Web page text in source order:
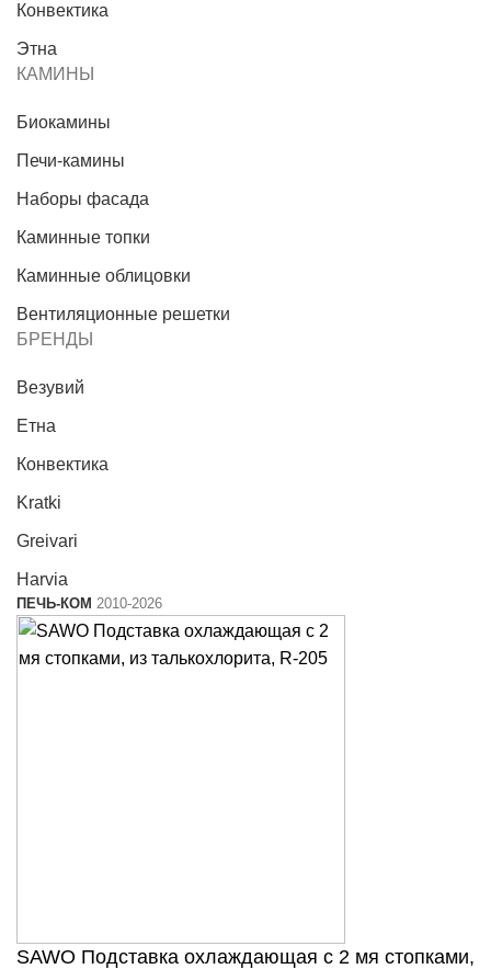
Конвектика
Этна
КАМИНЫ
Биокамины
Печи-камины
Наборы фасада
Каминные топки
Каминные облицовки
Вентиляционные решетки
БРЕНДЫ
Везувий
Етна
Конвектика
Kratki
Greivari
Harvia
ПЕЧЬ-КОМ 2010-2026
SAWO Подставка охлаждающая c 2 мя стопками,